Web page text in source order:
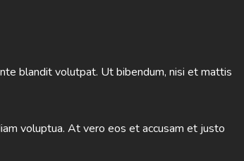
blandit volutpat. Ut bibendum, nisi et mattis
voluptua. At vero eos et accusam et justo